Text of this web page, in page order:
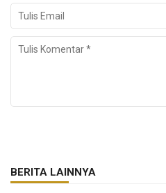
BERITA LAINNYA